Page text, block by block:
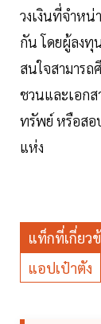
วงเงินที่จำห
กัน โดยผู้ลงทุ
สนใจสามารถ
ชวนและเอก
ทรัพย์ หรือสอ
แห่ง
แท็กที่เกี่ยว
แอปเป๋าตัง